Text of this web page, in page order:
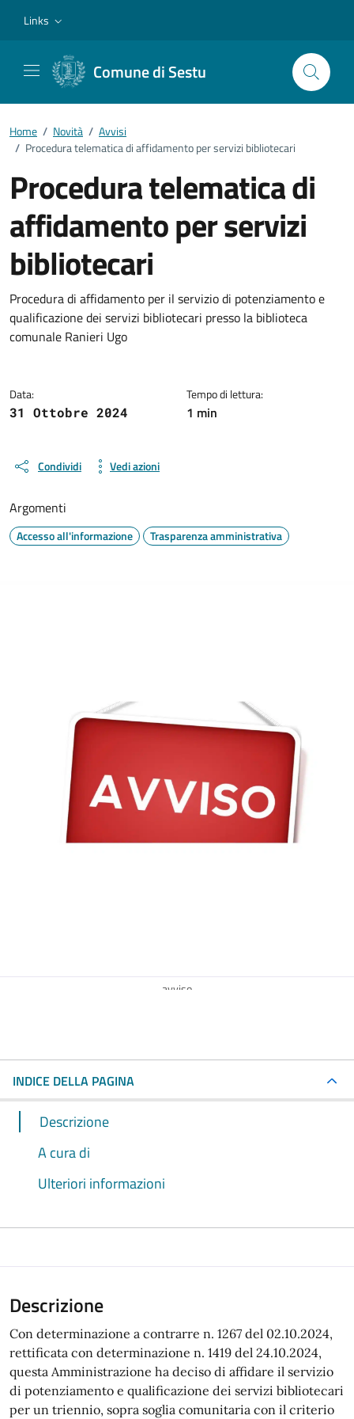
Links
Comune di Sestu
Home / Novità / Avvisi
/ Procedura telematica di affidamento per servizi bibliotecari
Procedura telematica di
affidamento per servizi
bibliotecari
Dettagli della notizia
Procedura di affidamento per il servizio di potenziamento e
qualificazione dei servizi bibliotecari presso la biblioteca
comunale Ranieri Ugo
Data:
31 Ottobre 2024
Tempo di lettura:
1 min
Condividi Vedi azioni
Argomenti
Accesso all'informazione Trasparenza amministrativa
avviso
INDICE DELLA PAGINA
Descrizione
A cura di
Ulteriori informazioni
Descrizione
Con determinazione a contrarre n. 1267 del 02.10.2024,
rettificata con determinazione n. 1419 del 24.10.2024,
questa Amministrazione ha deciso di affidare il servizio
di potenziamento e qualificazione dei servizi bibliotecari
per un triennio, sopra soglia comunitaria con il criterio